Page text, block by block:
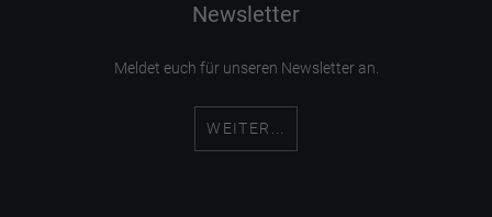
Newsletter
Meldet euch für unseren Newsletter an.
WEITER...